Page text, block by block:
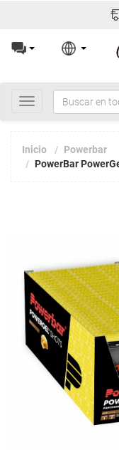
Toggle
navigation
Inicio
Powerbar
PowerBar